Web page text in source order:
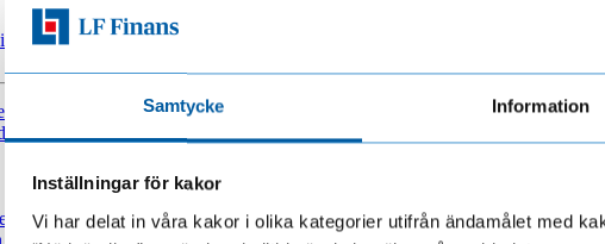
Samtycke Information
Inställningar för kakor
Vi har delat in våra kakor i olika kategorier utifrån ändamålet med
Digitala tjänster
formulär